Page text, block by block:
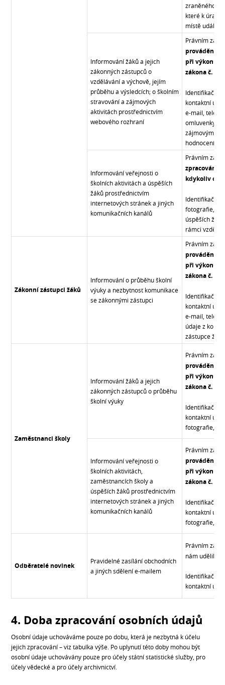
zraněného;
které k úrazu
místě
Informování žáků a jejich
zákonných zástupců o
vzdělávání a výchově, jejím
průběhu a výsledcích; o školním
stravování a zájmových
aktivitách prostřednictvím
webového rozhraní
Právním
při výkonu
zákona č.
Identifikační
kontaktní
e-mail,
omluvenky,
zájmovým
hodnocení.
Informování veřejnosti o
školních aktivitách a úspěších
žáků prostřednictvím
internetových stránek a jiných
komunikačních kanálů
Právním
kdykoliv
Identifikační
fotografie,
úspěších
rámci
Zákonní zástupci žáků
Informování o průběhu školní
výuky a nezbytnost komunikace
se zákonnými zástupci
Právním
při výkonu
zákona č.
Identifikační
kontaktní
e-mail,
údaje z
zástupce
Zaměstnanci školy
Informování žáků a jejich
zákonných zástupců o průběhu
školní výuky
Právním
při výkonu
zákona č.
Identifikační
kontaktní
fotografie,
Informování veřejnosti o
školních aktivitách,
zaměstnancích školy a
úspěších žáků prostřednictvím
internetových stránek a jiných
komunikačních kanálů
Právním
při výkonu
zákona č.
Identifikační
kontaktní
fotografie,
Odběratelé novinek
Pravidelné zasílání obchodních
a jiných sdělení e-mailem
Právním
nám udělili
Identifikační
kontaktní
4. Doba zpracování osobních údajů
Osobní údaje uchováváme pouze po dobu, která je nezbytná k účelu
jejich zpracování – viz tabulka výše. Po uplynutí této doby mohou být
osobní údaje uchovávány pouze pro účely státní statistické služby, pro
účely vědecké a pro účely archivnictví.